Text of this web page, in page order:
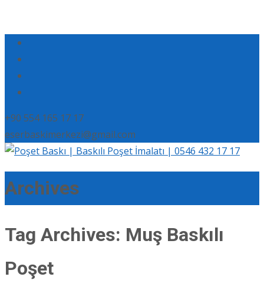
+90 554 165 17 17
eserbaskimerkezi@gmail.com
Archives
Tag Archives: Muş Baskılı
Poşet